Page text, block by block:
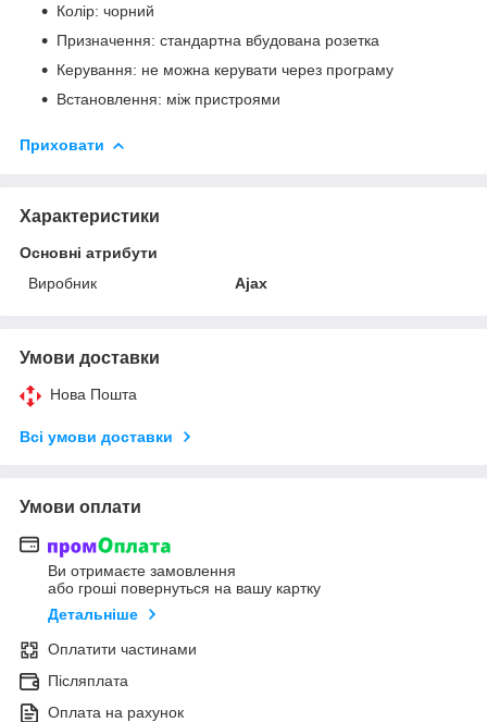
Колір: чорний
Призначення: стандартна вбудована розетка
Керування: не можна керувати через програму
Встановлення: між пристроями
Приховати
Характеристики
Основні атрибути
Виробник
Ajax
Умови доставки
Нова Пошта
Всі умови доставки
Умови оплати
Ви отримаєте замовлення
або гроші повернуться на вашу картку
Детальніше
Оплатити частинами
Післяплата
Оплата на рахунок